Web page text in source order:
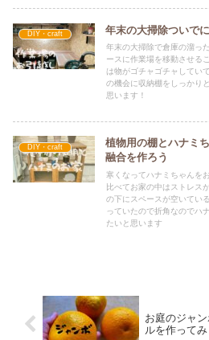
DIY・craft 年末の大掃除ついで
年末の大掃除で倉庫の溜っ
ースに作業場を移動させる
は物がゴチャゴチャしてい
の機会に収納棚をしっかり
思います！
DIY・craft
植物用の棚とハナミ
融合を作ろう
寒くなってハナミちゃんを
比べてお家の中はストレス
の下にスペースが空いてい
っていたので折角なのでハ
たいと思います
お庭のジャ
ルを作って